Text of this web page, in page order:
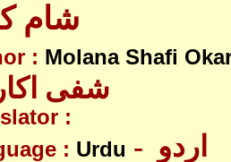
شام
: Molana Shafi
شفی
:
: Urdu